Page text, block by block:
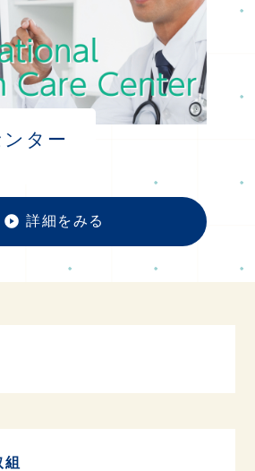
ンター
詳細をみる